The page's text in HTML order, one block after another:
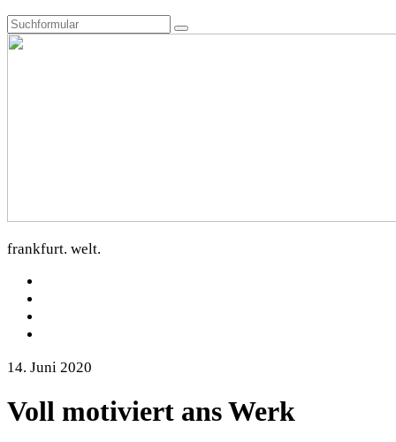
Search
frankfurt. welt.
14. Juni 2020
Voll motiviert ans Werk